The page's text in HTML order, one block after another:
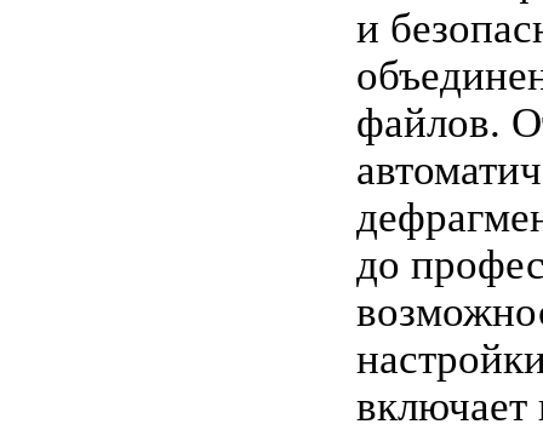
и
файлов.
до
включает